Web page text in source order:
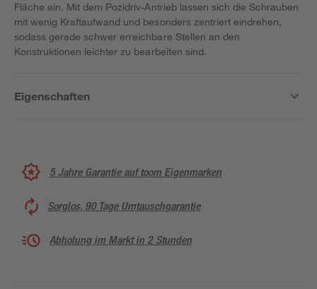
Fläche ein. Mit dem Pozidriv-Antrieb lassen sich die Schrauben
mit wenig Kraftaufwand und besonders zentriert eindrehen,
sodass gerade schwer erreichbare Stellen an den
Konstruktionen leichter zu bearbeiten sind.
Eigenschaften
5 Jahre Garantie auf toom Eigenmarken
Sorglos, 90 Tage Umtauschgarantie
Abholung im Markt in 2 Stunden